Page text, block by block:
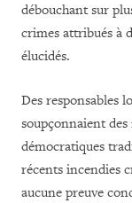
débouchant sur
crimes attribués à
élucidés.
Des responsables
soupçonnaient
démocratiques
récents incendies
aucune preuve